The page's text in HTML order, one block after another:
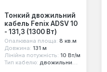
Тонкий двожильний
кабель Fenix ADSV 10
- 131,3 (1300 Вт)
Опалювана площа: 8 кв.м
Довжина: 131 м
Лінійна потужність: 10 Вт/м
Тип кабелю: двожильний екранований